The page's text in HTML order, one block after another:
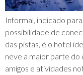
Informal, indicado
possibilidade de
das pistas, é o hotel
neve a maior parte do
amigos e atividades